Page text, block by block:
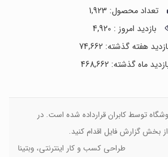
تعداد محصول: 1,923
بازدید امروز : 4,920
هفته گذشته: 74,662
ماه گذشته: 468,662
توسط کابران قرارداده شده است. در
بخش گزارش فایل اقدام کنید.
طراحی کسب و کار اینترنتی، وبتینا